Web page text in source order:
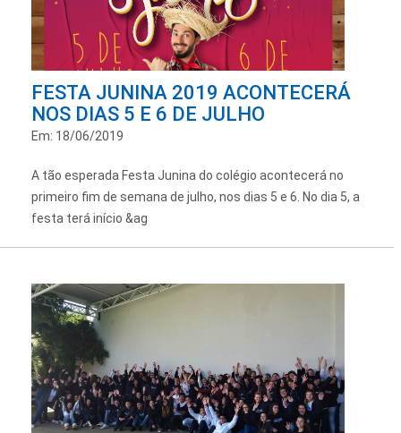
FESTA JUNINA 2019 ACONTECERÁ
NOS DIAS 5 E 6 DE JULHO
Em: 18/06/2019
A tão esperada Festa Junina do colégio acontecerá no
primeiro fim de semana de julho, nos dias 5 e 6. No dia 5, a
festa terá início &ag